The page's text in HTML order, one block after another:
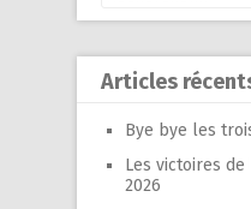
Articles
Bye bye les
Les victoires de
2026